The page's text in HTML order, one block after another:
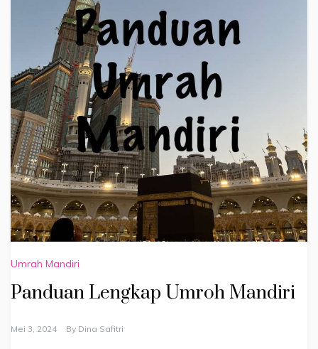
Umrah Mandiri
Panduan Lengkap Umroh Mandiri
Mei 3, 2024 By Dina Safitri